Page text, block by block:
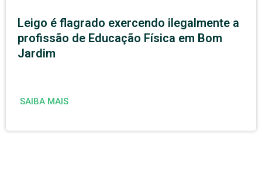
Leigo é flagrado exercendo ilegalmente a
profissão de Educação Física em Bom
Jardim
SAIBA MAIS